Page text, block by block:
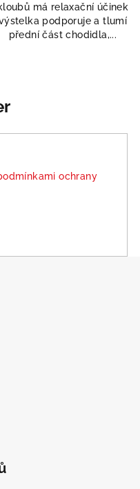
má relaxační účinek
podporuje a tlumí
přední část chodidla,...
ochrany